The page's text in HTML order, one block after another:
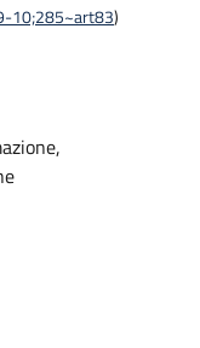
10;285~art83)